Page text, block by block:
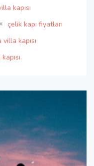
kapısı
çelik kapı fiyatları
kapısı